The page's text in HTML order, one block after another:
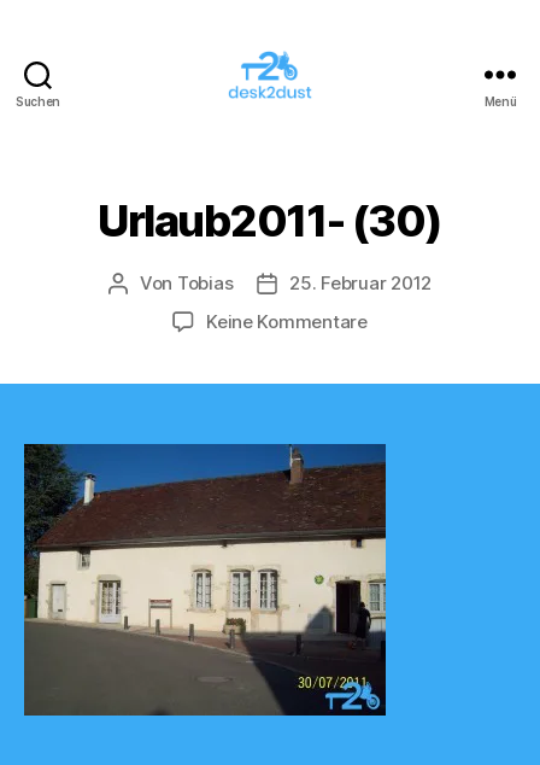
Suchen Menü
Urlaub2011- (30)
Beitragsautor
Von Tobias Veröffentlichungsdatum
25. Februar 2012
Keine Kommentarezu